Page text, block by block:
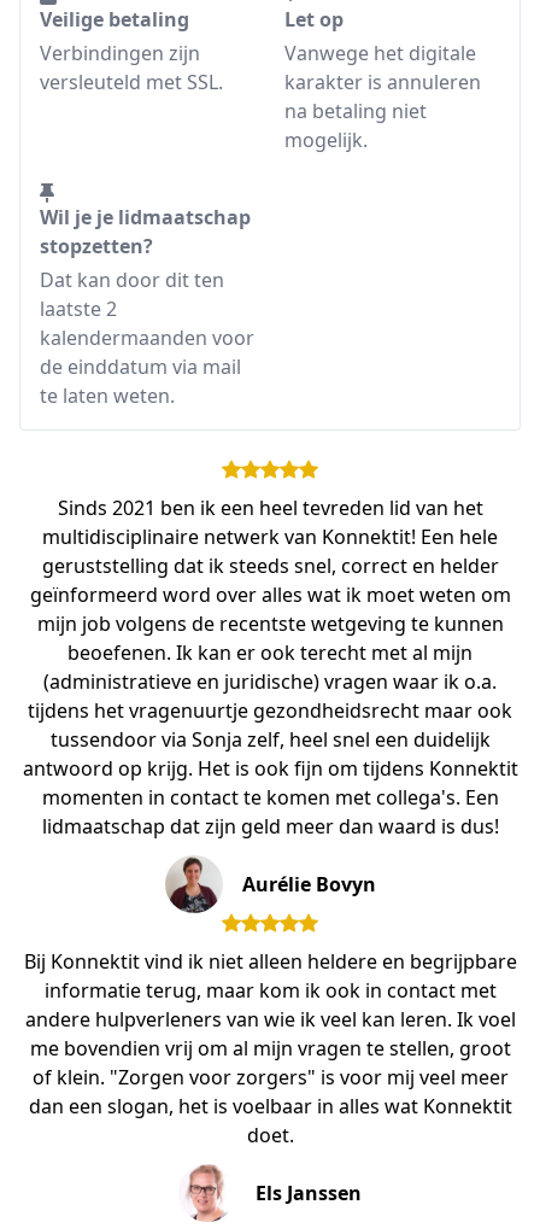
Veilige betaling
Verbindingen zijn
versleuteld met SSL.
Let op
Vanwege het digitale
karakter is annuleren
na betaling niet
mogelijk.
Wil je je lidmaatschap
stopzetten?
Dat kan door dit ten
laatste 2
kalendermaanden voor
de einddatum via mail
te laten weten.
Sinds 2021 ben ik een heel tevreden lid van het
multidisciplinaire netwerk van Konnektit! Een hele
geruststelling dat ik steeds snel, correct en helder
geïnformeerd word over alles wat ik moet weten om
mijn job volgens de recentste wetgeving te kunnen
beoefenen. Ik kan er ook terecht met al mijn
(administratieve en juridische) vragen waar ik o.a.
tijdens het vragenuurtje gezondheidsrecht maar ook
tussendoor via Sonja zelf, heel snel een duidelijk
antwoord op krijg. Het is ook fijn om tijdens Konnektit
momenten in contact te komen met collega's. Een
lidmaatschap dat zijn geld meer dan waard is dus!
Aurélie Bovyn
Bij Konnektit vind ik niet alleen heldere en begrijpbare
informatie terug, maar kom ik ook in contact met
andere hulpverleners van wie ik veel kan leren. Ik voel
me bovendien vrij om al mijn vragen te stellen, groot
of klein. "Zorgen voor zorgers" is voor mij veel meer
dan een slogan, het is voelbaar in alles wat Konnektit
doet.
Els Janssen